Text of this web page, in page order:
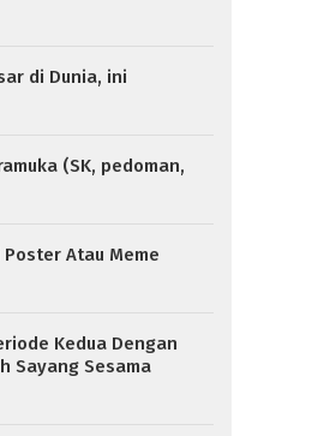
di Dunia, ini
(SK, pedoman,
Atau Meme
Kedua Dengan
Sayang Sesama